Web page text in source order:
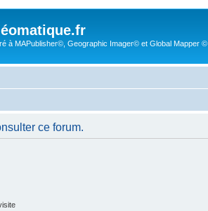
à MAPublisher©, Geographic Imager© et Global Mapper ©
ce forum.